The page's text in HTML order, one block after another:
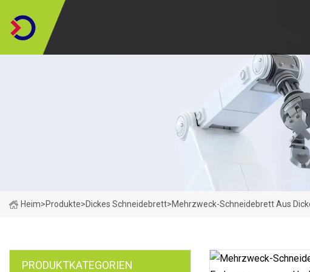
Heim>Produkte>Dickes Schneidebrett>Mehrzweck-Schneidebrett Aus
PRODUKTKATEGORIEN